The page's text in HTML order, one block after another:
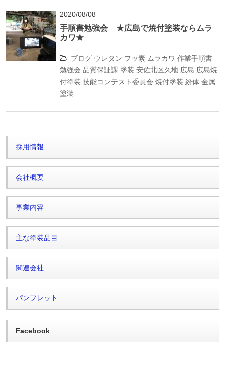
2020/08/08
手順書勉強会 ★広島で焼付塗装ならムラ
カワ★
ブログ ウレタン フッ素 ムラカワ 作業手順書
勉強会 品質保証課 塗装 安佐北区久地 広島 広島焼
付塗装 技能コンテスト委員会 焼付塗装 紛体 金属
塗装
採用情報
会社概要
事業内容
主な塗装品目
関連会社
パンフレット
Facebook